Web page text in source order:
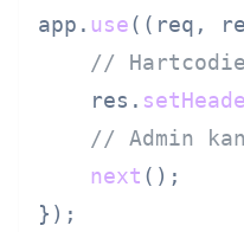
app. use( ( req,
//
    res.
// Admin
next ();
});